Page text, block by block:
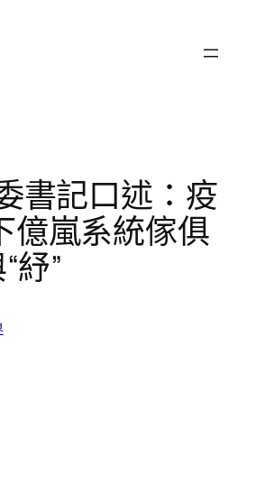
書記口述：疫
億嵐系統傢俱
紓”